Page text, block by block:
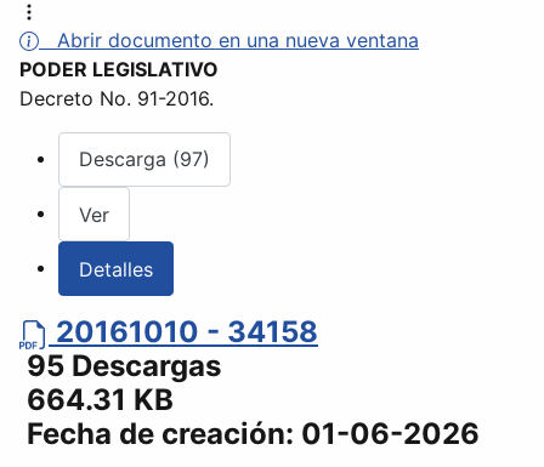
Abrir documento en una nueva ventana
PODER LEGISLATIVO
Decreto No. 91-2016.
Descarga (97)
Ver
Detalles
20161010 - 34158
95 Descargas
664.31 KB
Fecha de creación: 01-06-2026